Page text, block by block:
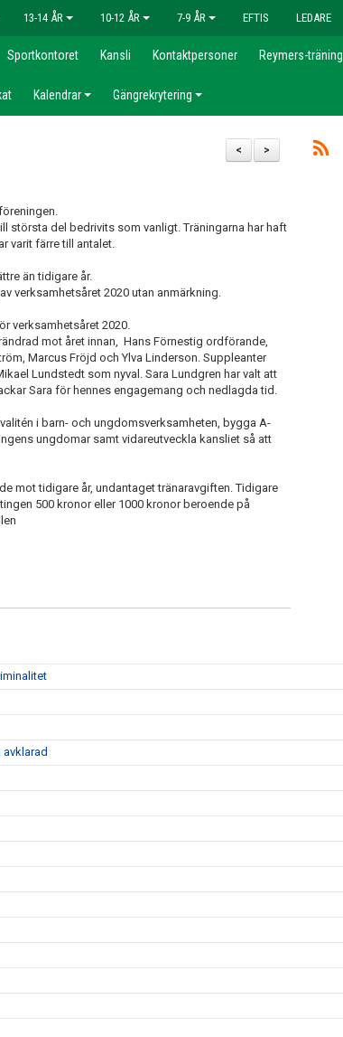
13-14 ÅR 10-12 ÅR 7-9 ÅR EFTIS LEDARE
Sportkontoret Kansli Kontaktpersoner Reymers-träning
Kalendrar Gängrekrytering
>
<
del bedrivits som vanligt. Träningarna har haft
varit färre till antalet.
än tidigare år.
verksamhetsåret 2020 utan anmärkning.
verksamhetsåret 2020.
mot året innan, Hans Förnestig ordförande,
Marcus Fröjd och Ylva Linderson. Suppleanter
Lundstedt som nyval. Sara Lundgren har valt att
Sara för hennes engagemang och nedlagda tid.
i barn- och ungdomsverksamheten, bygga A-
ungdomar samt vidareutveckla kansliet så att
tidigare år, undantaget tränaravgiften. Tidigare
500 kronor eller 1000 kronor beroende på